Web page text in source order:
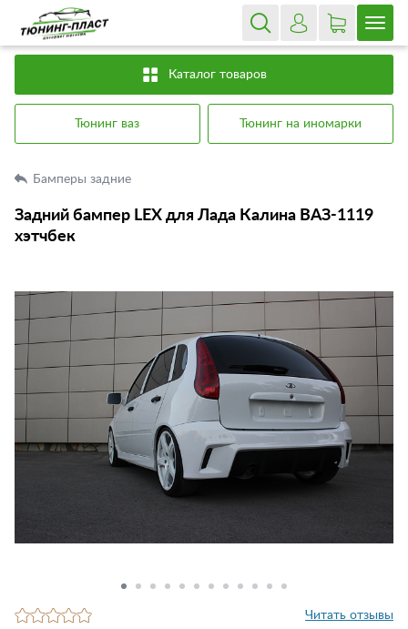
Каталог товаров
Тюнинг ваз Тюнинг на иномарки
Бамперы задние
Задний бампер LEX для Лада Калина ВАЗ-1119
хэтчбек
Читать отзывы